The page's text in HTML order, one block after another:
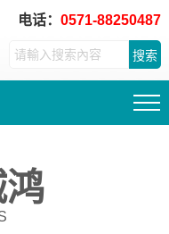
电话：0571-88250487
搜索